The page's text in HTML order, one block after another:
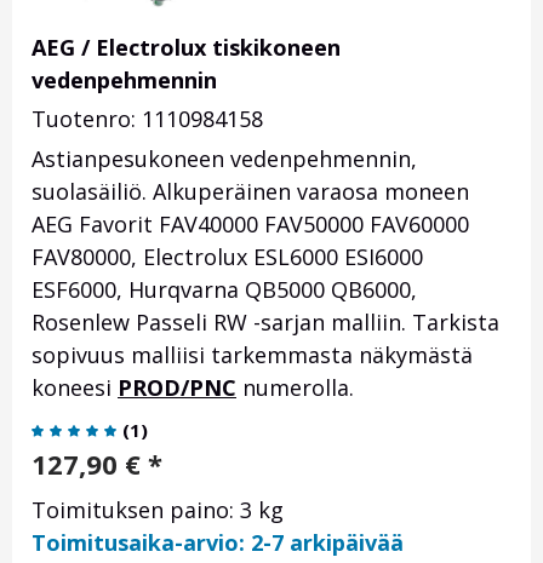
AEG / Electrolux tiskikoneen
vedenpehmennin
Tuotenro: 1110984158
Astianpesukoneen vedenpehmennin,
suolasäiliö. Alkuperäinen varaosa moneen
AEG Favorit FAV40000 FAV50000 FAV60000
FAV80000, Electrolux ESL6000 ESI6000
ESF6000, Hurqvarna QB5000 QB6000,
Rosenlew Passeli RW -sarjan malliin. Tarkista
sopivuus malliisi tarkemmasta näkymästä
koneesi PROD/PNC numerolla.
(1)
127,90 € *
Toimituksen paino: 3 kg
Toimitusaika-arvio: 2-7 arkipäivää